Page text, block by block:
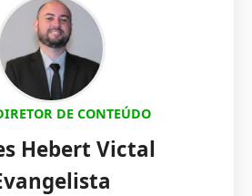
DE CONTEÚDO
Hebert Victal